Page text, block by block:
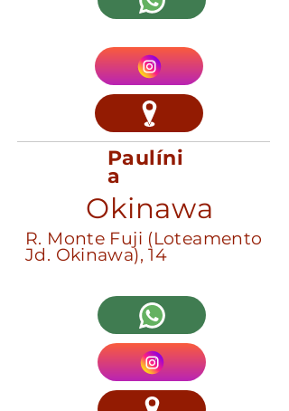
Paulíni
a
Okinawa
R. Monte Fuji (Loteamento
Jd. Okinawa), 14